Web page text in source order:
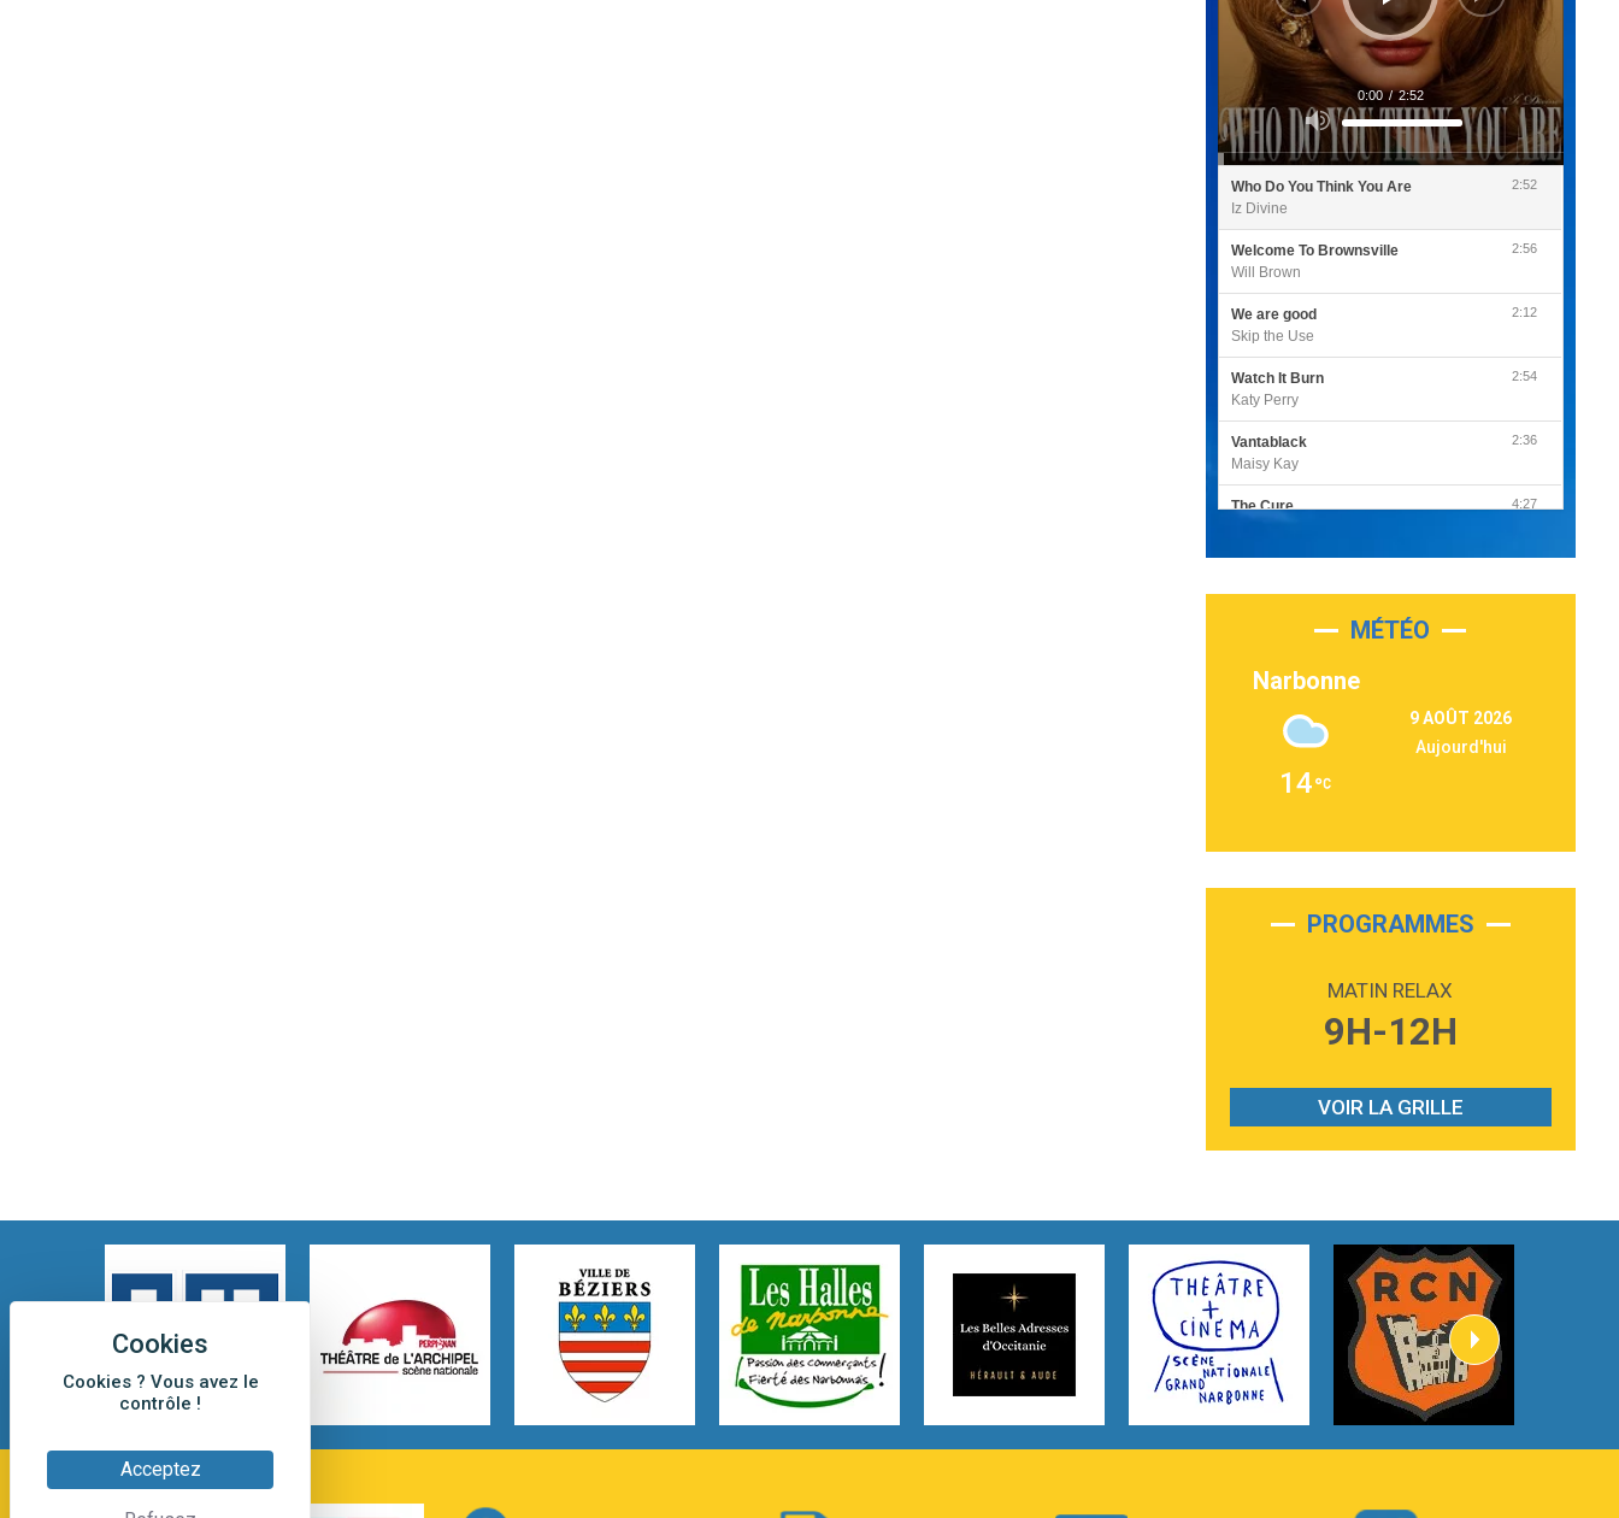
Cookies ? Vous avez le
contrôle !
Acceptez
Utilisez
les
flèches
haut/bas
augmenter
le
volume.
0:00 / 2:52
Who Do You Think You Are
Iz Divine
2:52
Welcome To Brownsville
Will Brown
2:56
We are good
Skip the Use
2:12
Watch It Burn
Katy Perry
2:54
Vantablack
Maisy Kay
2:36
The Cure
4:27
Luke Combs
Second Chance
Martin Garrix & Ed Sheeran
Alex Warren
On My Soul
2:28
Phoebe Bridgers
Gracie Abrams
Heaven On Your Mind
Kygo
Heart On Fire
Lovecats
Hate that i made you love me
Ariana Grande –
MÉTÉO
Narbonne
14
9 AOÛT 2026
Aujourd'hui
PROGRAMMES
MATIN RELAX
9H-12H
VOIR LA GRILLE